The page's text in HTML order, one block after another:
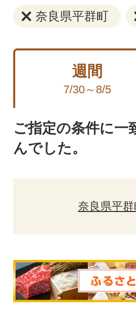
奈良県平群町
週間
7/30～8/5
ご指定の条件に一
んでした。
奈良県平